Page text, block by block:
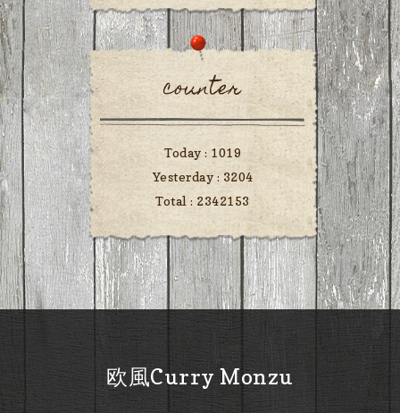
counter
Today : 1019
Yesterday : 3204
Total : 2342153
欧風Curry Monzu